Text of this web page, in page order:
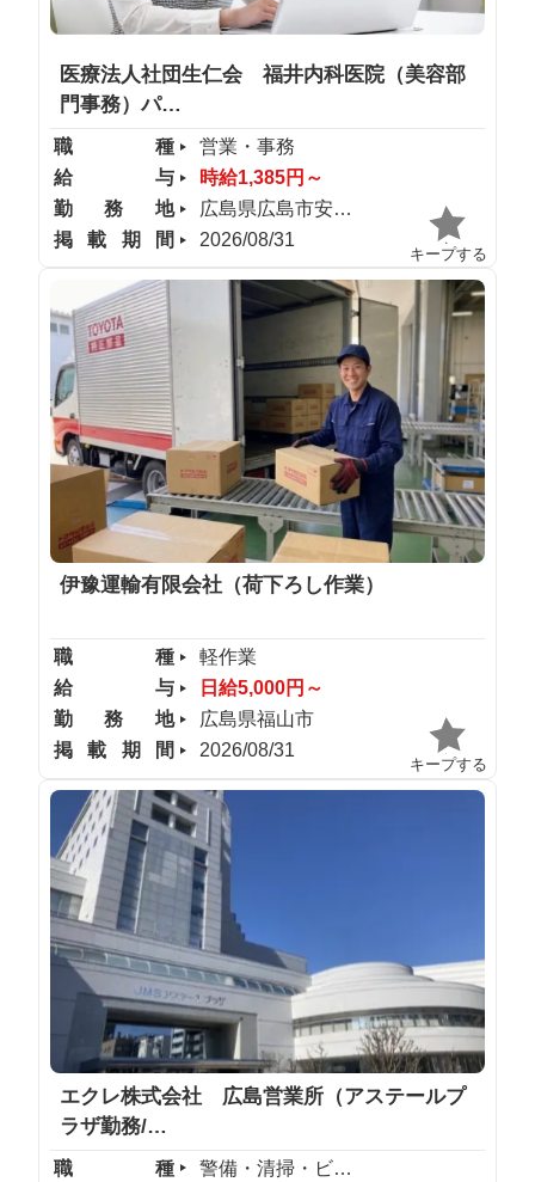
医療法人社団生仁会 福井内科医院（美容部
門事務）パ…
職種
営業・事務
給与
時給1,385円～
勤務地
広島県広島市安佐南区
掲載期間
2026/08/31
キープする
伊豫運輸有限会社（荷下ろし作業）
職種
軽作業
給与
日給5,000円～
勤務地
広島県福山市
掲載期間
2026/08/31
キープする
エクレ株式会社 広島営業所（アステールプ
ラザ勤務/…
職種
警備・清掃・ビル管理